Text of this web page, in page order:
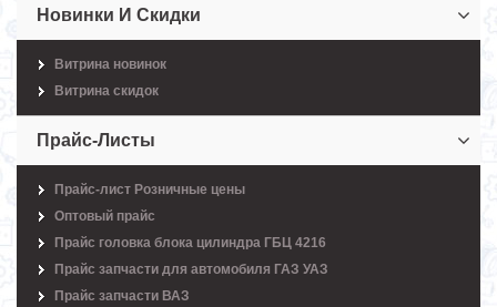
Новинки И Скидки
Витрина новинок
Витрина скидок
Прайс-Листы
Прайс-лист Розничные цены
Оптовый прайс
Прайс головка блока цилиндра ГБЦ 4216
Прайс запчасти для автомобиля ГАЗ УАЗ
Прайс запчасти ВАЗ